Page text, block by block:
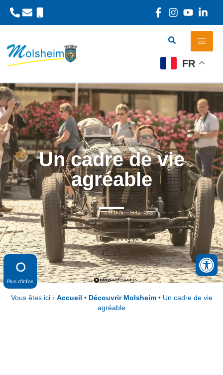
FR
Un cadre de vie
agréable
Vous êtes ici › Accueil • Découvrir Molsheim• Un cadre de vie
agréable
Plus d'infos
Panneau de gestion des cookies